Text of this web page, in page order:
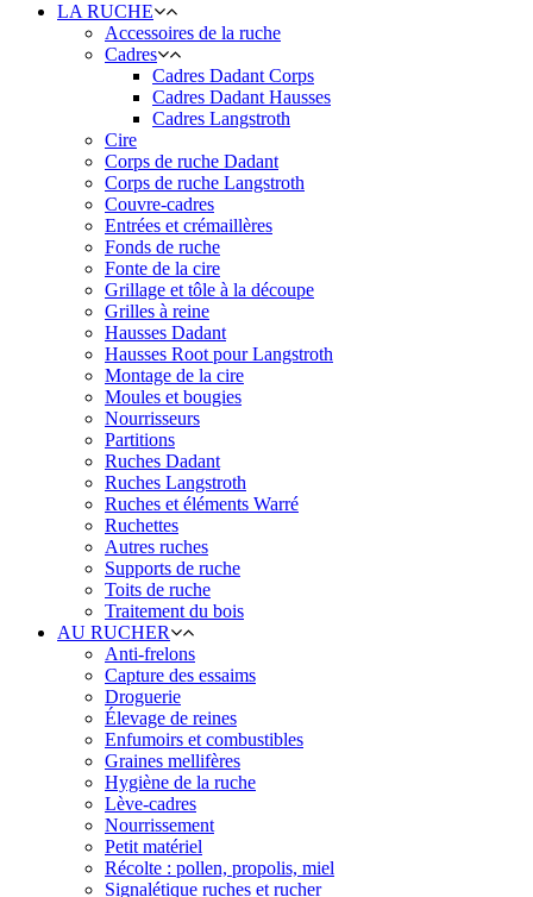
LA RUCHE
Accessoires de la ruche
Cadres
Cadres Dadant Corps
Cadres Dadant Hausses
Cadres Langstroth
Cire
Corps de ruche Dadant
Corps de ruche Langstroth
Couvre-cadres
Entrées et crémaillères
Fonds de ruche
Fonte de la cire
Grillage et tôle à la découpe
Grilles à reine
Hausses Dadant
Hausses Root pour Langstroth
Montage de la cire
Moules et bougies
Nourrisseurs
Partitions
Ruches Dadant
Ruches Langstroth
Ruches et éléments Warré
Ruchettes
Autres ruches
Supports de ruche
Toits de ruche
Traitement du bois
AU RUCHER
Anti-frelons
Capture des essaims
Droguerie
Élevage de reines
Enfumoirs et combustibles
Graines mellifères
Hygiène de la ruche
Lève-cadres
Nourrissement
Petit matériel
Récolte : pollen, propolis, miel
Signalétique ruches et rucher